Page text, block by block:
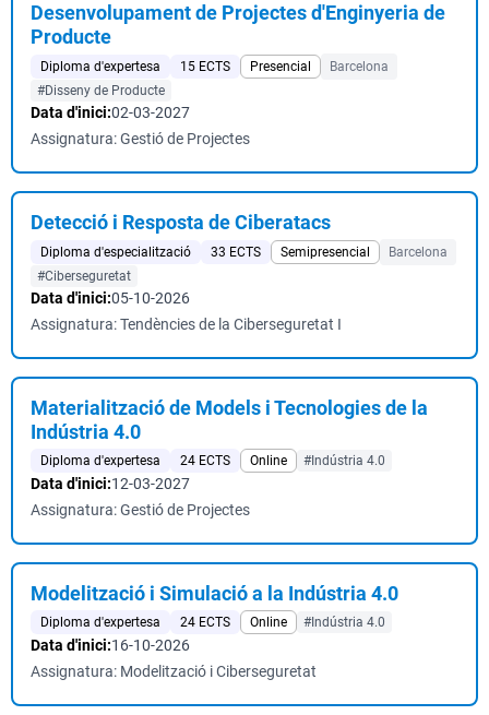
Desenvolupament de Projectes d'Enginyeria de
Producte
Diploma d'expertesa 15 ECTS Presencial
Barcelona
#Disseny de Producte
Data d'inici:02-03-2027
Assignatura: Gestió de Projectes
Detecció i Resposta de Ciberatacs
Diploma d'especialització 33 ECTS Semipresencial
Barcelona
#Ciberseguretat
Data d'inici:05-10-2026
Assignatura: Tendències de la Ciberseguretat I
Materialització de Models i Tecnologies de la
Indústria 4.0
Diploma d'expertesa 24 ECTS Online #Indústria 4.0
Data d'inici:12-03-2027
Assignatura: Gestió de Projectes
Modelització i Simulació a la Indústria 4.0
Diploma d'expertesa 24 ECTS Online #Indústria 4.0
Data d'inici:16-10-2026
Assignatura: Modelització i Ciberseguretat